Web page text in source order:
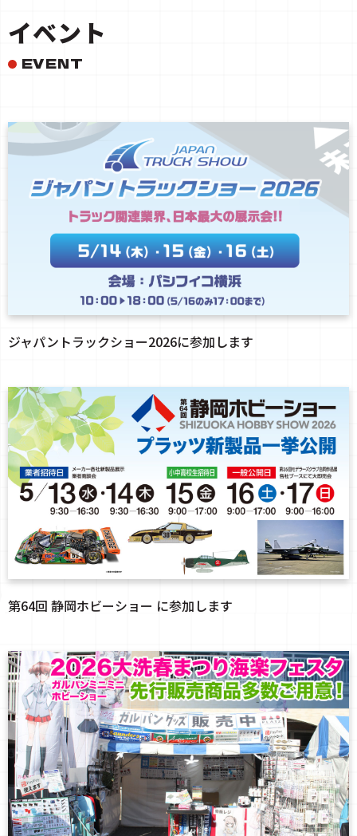
イベント
EVENT
ジャパントラックショー2026に参加します
第64回 静岡ホビーショー に参加します